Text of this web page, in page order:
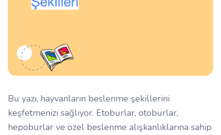
Bu yazı, hayvanların beslenme şekillerini
keşfetmenizi sağlıyor. Etoburlar, otoburlar,
hepoburlar ve özel beslenme alışkanlıklarına sahip